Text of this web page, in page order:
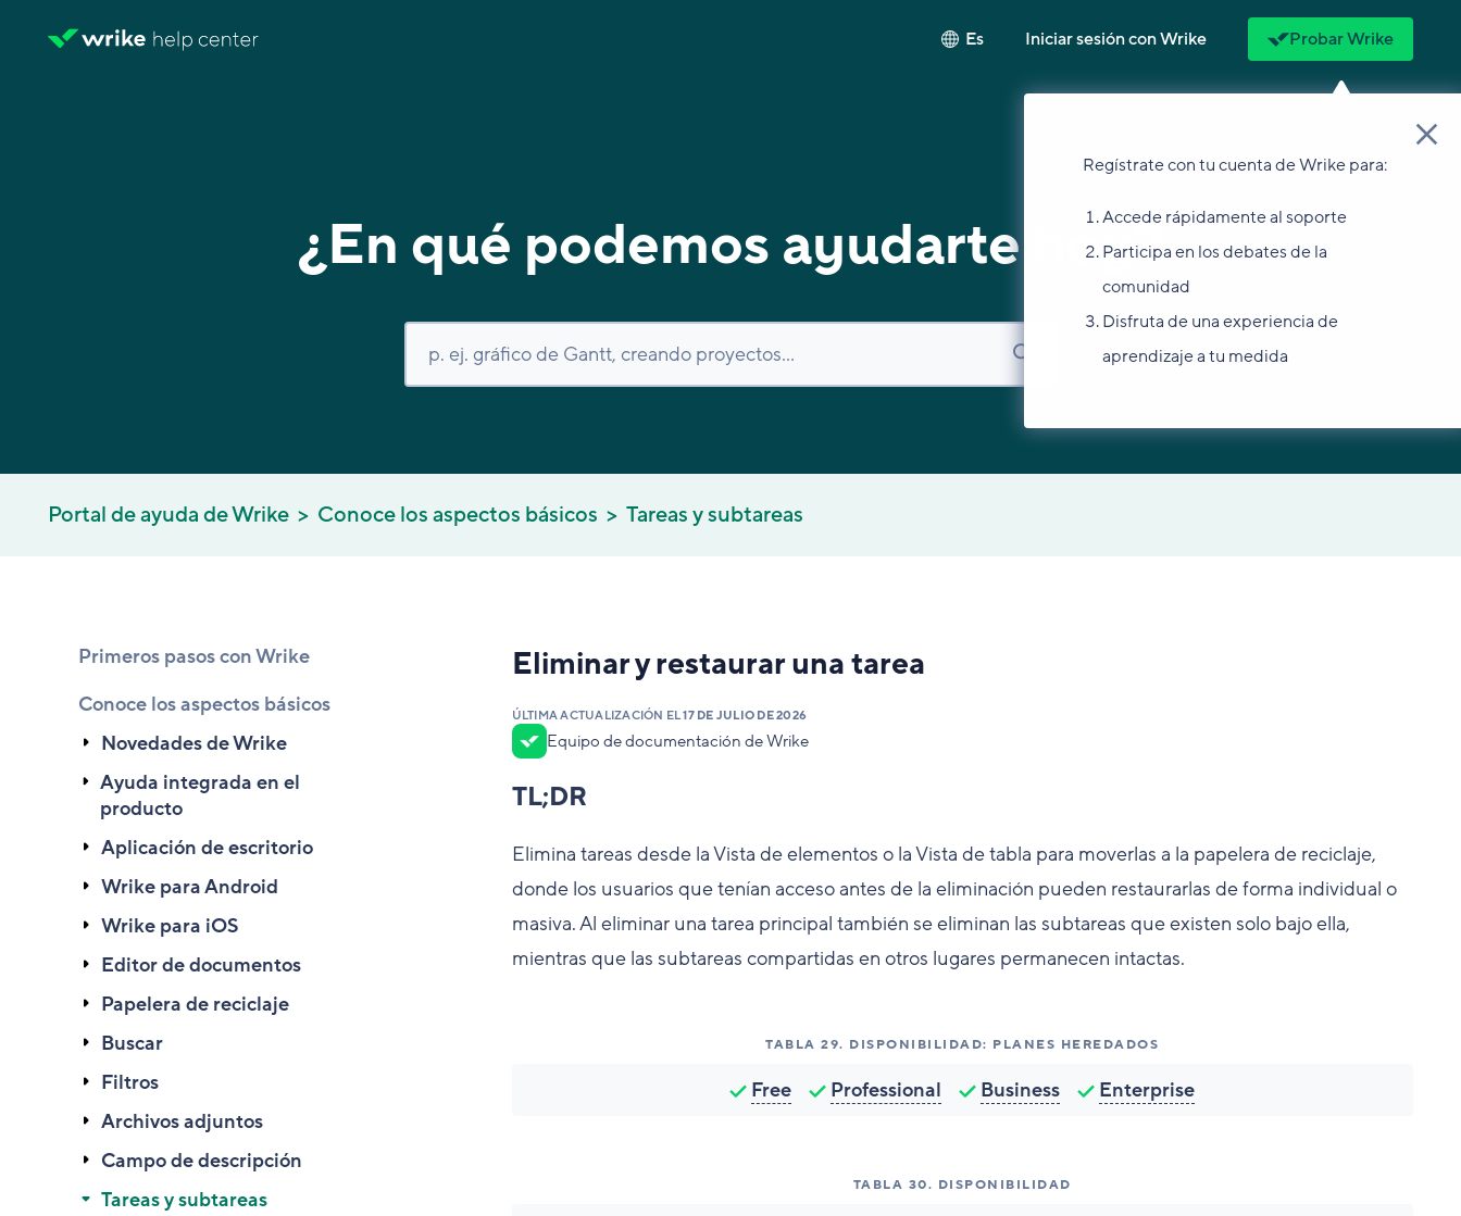
Es Iniciar sesión con Wrike Probar Wrike
Regístrate con tu cuenta de Wrike para:
Accede rápidamente al soporte
Participa en los debates de la
comunidad
Disfruta de una experiencia de
aprendizaje a tu medida
¿En qué podemos ayudarte hoy?
Portal de ayuda de Wrike Conoce los aspectos básicos Tareas y subtareas
Primeros pasos con Wrike
Conoce los aspectos básicos
Novedades de Wrike
Ayuda integrada en el
producto
Aplicación de escritorio
Wrike para Android
Wrike para iOS
Editor de documentos
Papelera de reciclaje
Buscar
Filtros
Archivos adjuntos
Campo de descripción
Tareas y subtareas
Eliminar y restaurar una tarea
ÚLTIMA ACTUALIZACIÓN EL17 DE JULIO DE 2026
Equipo de documentación de Wrike
TL;DR
Elimina tareas desde la Vista de elementos o la Vista de tabla para moverlas a la papelera de reciclaje,
donde los usuarios que tenían acceso antes de la eliminación pueden restaurarlas de forma individual o
masiva. Al eliminar una tarea principal también se eliminan las subtareas que existen solo bajo ella,
mientras que las subtareas compartidas en otros lugares permanecen intactas.
TABLA 29. DISPONIBILIDAD: PLANES HEREDADOS
Free Professional Business Enterprise
TABLA 30. DISPONIBILIDAD